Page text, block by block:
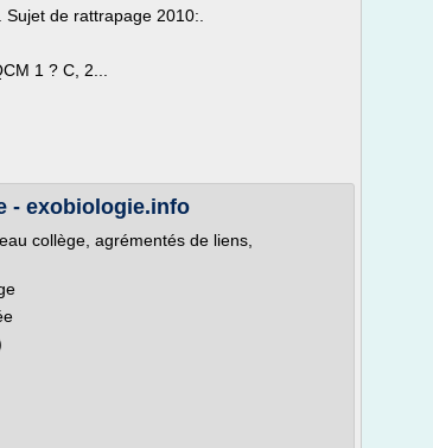
de rattrapage 2010:.
1 ? C, 2...
- exobiologie.info
collège, agrémentés de liens,